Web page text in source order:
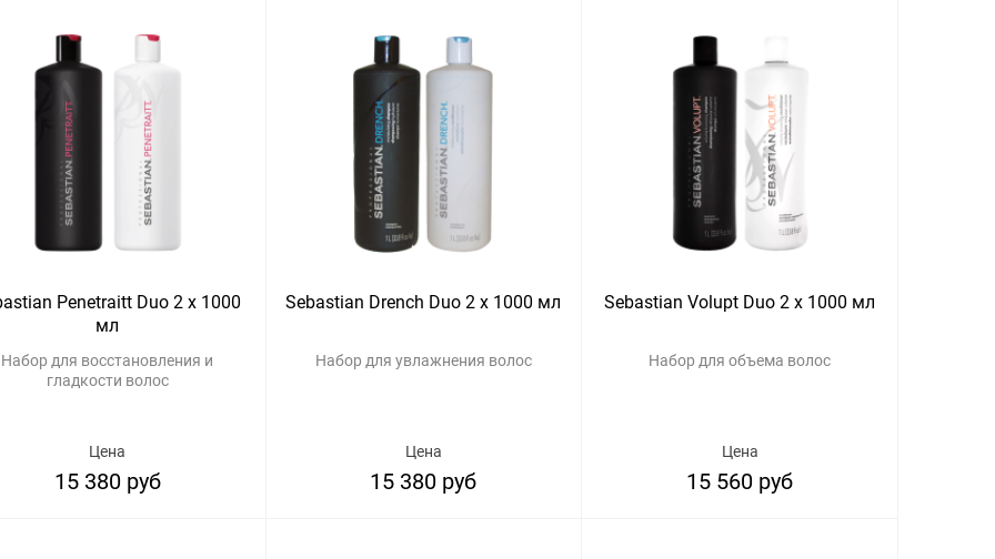
Penetraitt Duo 2 x 1000
мл
Набор для восстановления и
гладкости волос
Цена
15 380 руб
Sebastian Drench Duo 2 x 1000 мл
Набор для увлажнения волос
Цена
15 380 руб
Sebastian Volupt Duo 2 x 1000 мл
Набор для объема волос
Цена
15 560 руб